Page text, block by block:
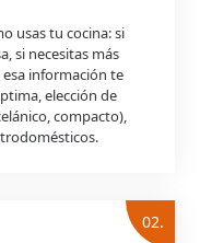
usas tu cocina: si
si necesitas más
información te
elección de
compacto),
02.